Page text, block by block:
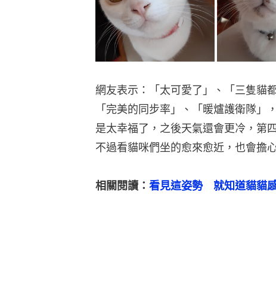
網友表示：「太可愛了」、「三隻貓
「完美的同步率」、「暖爐護衛隊
是太幸福了，之後天氣還會更冷，第
不過看貓咪們坐的愈來愈近，也會擔
相關閱讀： 看見這姿勢　就知道貓貓